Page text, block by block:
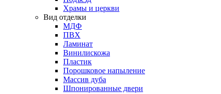
Храмы и церкви
Вид отделки
МДФ
ПВХ
Ламинат
Винилискожа
Пластик
Порошковое напыление
Массив дуба
Шпонированные двери